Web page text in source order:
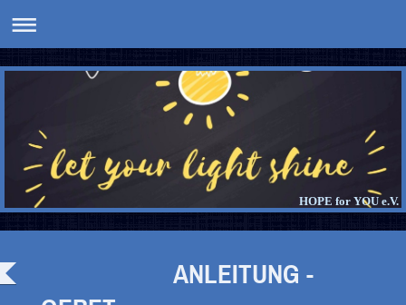
HOPE for YOU e.V.
ANLEITUNG -